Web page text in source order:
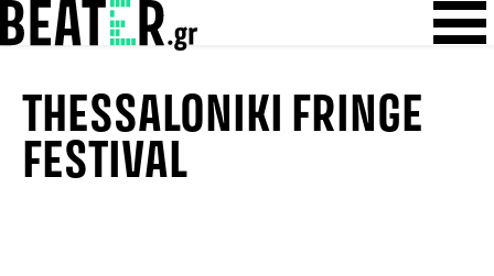
Skip to content
Skip
to
THESSALONIKI FRINGE
FESTIVAL